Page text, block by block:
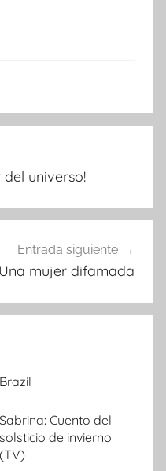
del universo!
Entrada siguiente
Una mujer difamada
Brazil
Sabrina: Cuento del
solsticio de invierno
(TV)